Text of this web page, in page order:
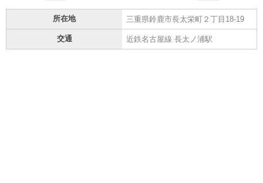
所在地 三重県鈴鹿市長太栄町２丁目18-19
交通 近鉄名古屋線 長太ノ浦駅